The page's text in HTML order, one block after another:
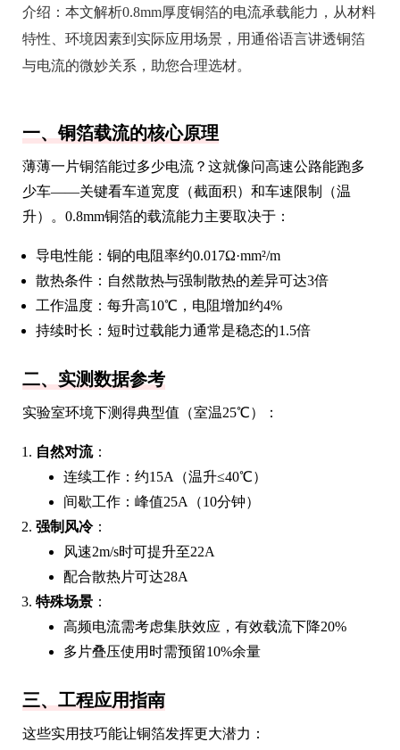
介绍： 本文解析0.8mm厚度铜箔的电流承载能力，从材料
特性、环境因素到实际应用场景，用通俗语言讲透铜箔
与电流的微妙关系，助您合理选材。
一、铜箔载流的核心原理
薄薄一片铜箔能过多少电流？这就像问高速公路能跑多
少车——关键看车道宽度（截面积）和车速限制（温
升）。0.8mm铜箔的载流能力主要取决于：
导电性能：铜的电阻率约0.017Ω·mm²/m
散热条件：自然散热与强制散热的差异可达3倍
工作温度：每升高10℃，电阻增加约4%
持续时长：短时过载能力通常是稳态的1.5倍
二、实测数据参考
实验室环境下测得典型值（室温25℃）：
自然对流：
连续工作：约15A（温升≤40℃）
间歇工作：峰值25A（10分钟）
强制风冷：
风速2m/s时可提升至22A
配合散热片可达28A
特殊场景 ：
高频电流需考虑集肤效应，有效载流下降20%
多片叠压使用时需预留10%余量
三、工程应用指南
这些实用技巧能让铜箔发挥更大潜力：